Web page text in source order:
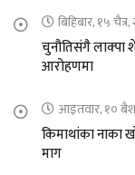
बिहिबार, १५
चुनौतिसंगै लाक्पा
आरोहणमा
आइतवार, १०
किमाथांका नाका
माग